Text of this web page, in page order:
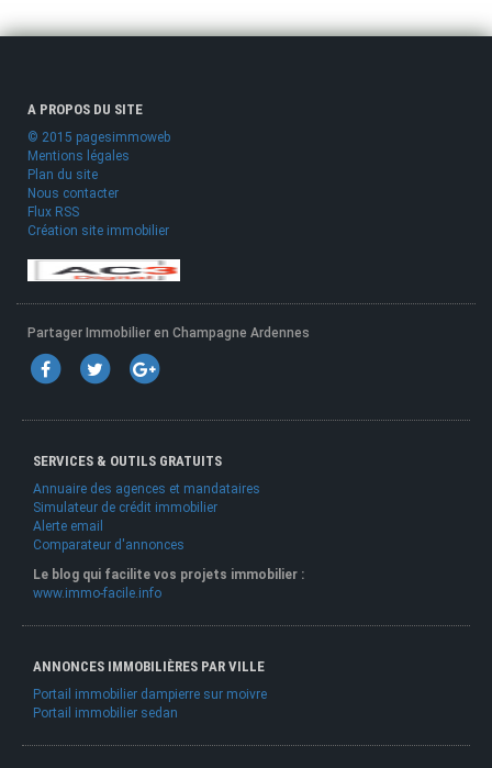
A PROPOS DU SITE
© 2015 pagesimmoweb
Mentions légales
Plan du site
Nous contacter
Flux RSS
Création site immobilier
Partager Immobilier en Champagne Ardennes
SERVICES & OUTILS GRATUITS
Annuaire des agences et mandataires
Simulateur de crédit immobilier
Alerte email
Comparateur d'annonces
Le blog qui facilite vos projets immobilier :
www.immo-facile.info
ANNONCES IMMOBILIÈRES PAR VILLE
Portail immobilier dampierre sur moivre
Portail immobilier sedan